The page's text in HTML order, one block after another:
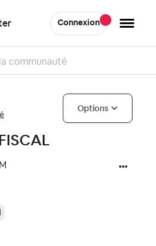
Connexion
Options